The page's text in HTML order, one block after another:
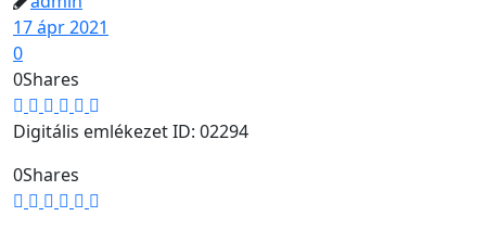
17 ápr 2021
0
0Shares
Digitális emlékezet ID: 02294
0Shares